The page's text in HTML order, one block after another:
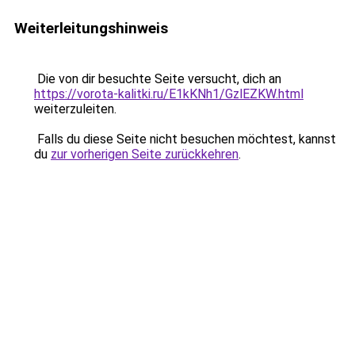
Weiterleitungshinweis
Die von dir besuchte Seite versucht, dich an
https://vorota-kalitki.ru/E1kKNh1/GzlEZKW.html
weiterzuleiten.
Falls du diese Seite nicht besuchen möchtest, kannst
du zur vorherigen Seite zurückkehren.